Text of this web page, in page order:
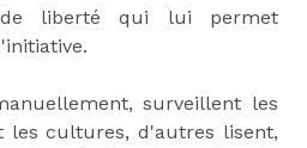
liberté qui lui permet
surveillent les
les cultures, d'autres lisent,